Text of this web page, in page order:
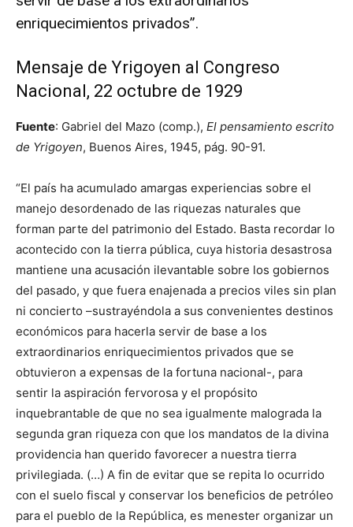
enriquecimientos privados”.
Mensaje de Yrigoyen al Congreso
Nacional, 22 octubre de 1929
Fuente: Gabriel del Mazo (comp.), El pensamiento escrito
de Yrigoyen, Buenos Aires, 1945, pág. 90-91.
“El país ha acumulado amargas experiencias sobre el
manejo desordenado de las riquezas naturales que
forman parte del patrimonio del Estado. Basta recordar lo
acontecido con la tierra pública, cuya historia desastrosa
mantiene una acusación ilevantable sobre los gobiernos
del pasado, y que fuera enajenada a precios viles sin plan
ni concierto –sustrayéndola a sus convenientes destinos
económicos para hacerla servir de base a los
extraordinarios enriquecimientos privados que se
obtuvieron a expensas de la fortuna nacional-, para
sentir la aspiración fervorosa y el propósito
inquebrantable de que no sea igualmente malograda la
segunda gran riqueza con que los mandatos de la divina
providencia han querido favorecer a nuestra tierra
privilegiada. (…) A fin de evitar que se repita lo ocurrido
con el suelo fiscal y conservar los beneficios de petróleo
para el pueblo de la República, es menester organizar un